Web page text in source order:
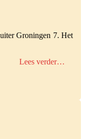
Groningen 7. Het
Lees verder…